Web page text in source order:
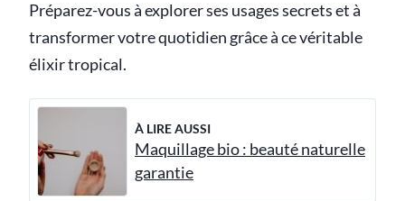
Préparez-vous à explorer ses usages secrets et à
transformer votre quotidien grâce à ce véritable
élixir tropical.
À LIRE AUSSI
Maquillage bio : beauté naturelle
garantie